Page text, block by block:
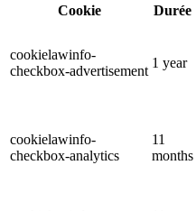
Cookie
Durée
cookielawinfo-
checkbox-advertisement
1 year
cookielawinfo-
checkbox-analytics
11
months